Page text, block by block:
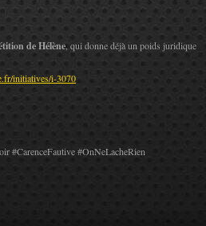
de Hélène, qui donne déjà un poids juridique
initiatives/i-3070
#CarenceFautive #OnNeLacheRien